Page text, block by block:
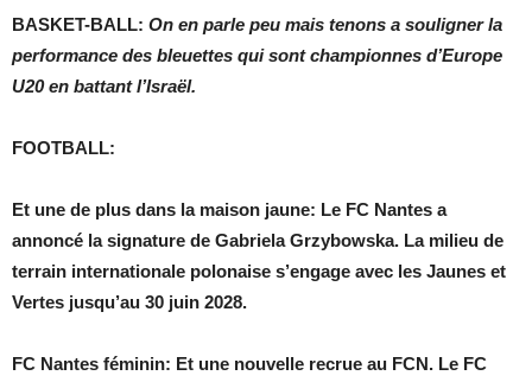
BASKET-BALL: On en parle peu mais tenons a souligner la
performance des bleuettes qui sont championnes d’Europe
U20 en battant l’Israël.
FOOTBALL:
Et une de plus dans la maison jaune: Le FC Nantes a
annoncé la signature de Gabriela Grzybowska. La milieu de
terrain internationale polonaise s’engage avec les Jaunes et
Vertes jusqu’au 30 juin 2028.
FC Nantes féminin: Et une nouvelle recrue au FCN. Le FC